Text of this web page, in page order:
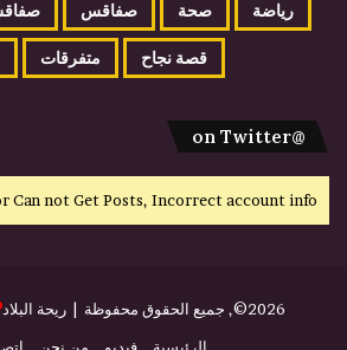
رياضة صحة صفاقس
قصة نجاح متفرقات
@on Twitter
Can not Get Posts, Incorrect account info.
2026©, جميع الحقوق محفوظة | ريحة البلاد